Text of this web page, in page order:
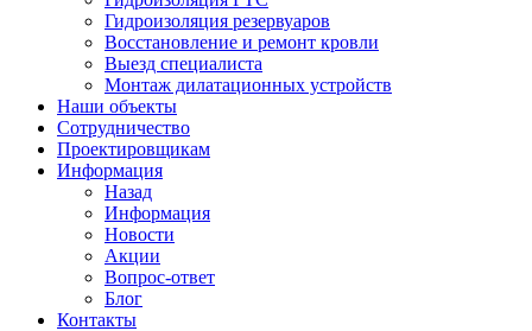
Гидроизоляция резервуаров
Восстановление и ремонт кровли
Выезд специалиста
Монтаж дилатационных устройств
Наши объекты
Сотрудничество
Проектировщикам
Информация
Назад
Информация
Новости
Акции
Вопрос-ответ
Блог
Контакты